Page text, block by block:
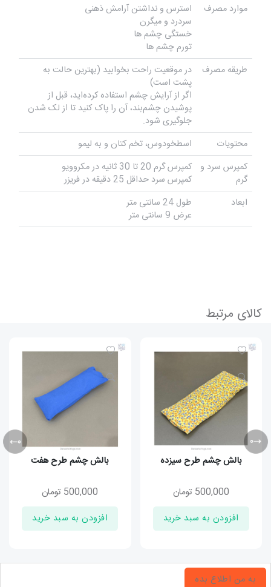
به من اطلاع بده
موارد مصرف
استرس و نداشتن آرامش ذهنی
سردرد و میگرن
خستگی چشم ها
تورم چشم ها
طریقه مصرف
در موقعیت راحت بخوابید (بهترین حالت به
پشت است)
اگر از آرایش چشم استفاده کرده‌اید، قبل از
پوشیدن چشم‌بند، آن را پاک کنید تا از لک شدن
جلوگیری شود.
محتویات
اسطخودوس، تخم کتان و به لیمو
کمپرس سرد و
گرم
کمپرس گرم 20 تا 30 ثانیه در مکروویو
کمپرس سرد حداقل 25 دقیقه در فریزر
ابعاد
طول 24 سانتی متر
عرض 9 سانتی متر
کالای مرتبط
بالش چشم طرح سیزده
500,000 تومان
افزودن به سبد خرید
بالش چشم طرح هفت
500,000 تومان
افزودن به سبد خرید